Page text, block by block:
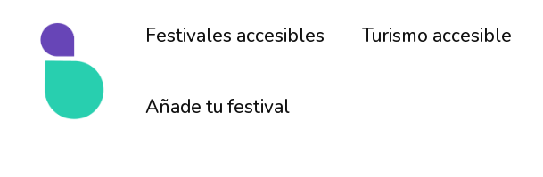
contenido
Festivales accesibles Turismo accesible
Añade tu festival